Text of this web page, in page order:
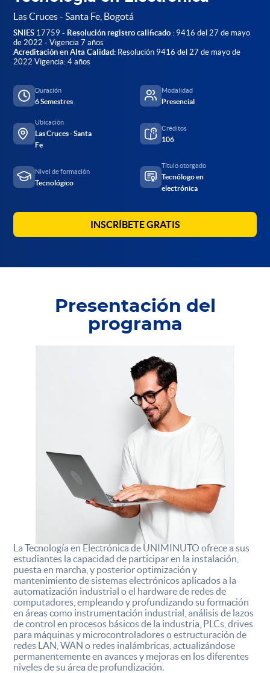
Las Cruces - Santa Fe, Bogotá
SNIES 17759 - Resolución registro calificado : 9416 del 27 de mayo
de 2022 - Vigencia 7 años
Acreditación en Alta Calidad: Resolución 9416 del 27 de mayo de
2022 Vigencia: 4 años
Duración
6 Semestres
Modalidad
Presencial
Ubicación
Las Cruces - Santa
Fe
Créditos
106
Nivel de formación
Tecnológico
Título otorgado
Tecnólogo en
electrónica
INSCRÍBETE GRATIS
Presentación del
programa
La Tecnología en Electrónica de UNIMINUTO ofrece a sus
estudiantes la capacidad de participar en la instalación,
puesta en marcha, y posterior optimización y
mantenimiento de sistemas electrónicos aplicados a la
automatización industrial o el hardware de redes de
computadores, empleando y profundizando su formación
en áreas como instrumentación industrial, análisis de lazos
de control en procesos básicos de la industria, PLCs, drives
para máquinas y microcontroladores o estructuración de
redes LAN, WAN o redes inalámbricas, actualizándose
permanentemente en avances y mejoras en los diferentes
niveles de su área de profundización.